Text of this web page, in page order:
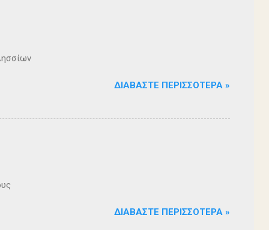
ΔΙΑΒΆΣΤΕ ΠΕΡΙΣΣΌΤΕΡΑ »
ΔΙΑΒΆΣΤΕ ΠΕΡΙΣΣΌΤΕΡΑ »